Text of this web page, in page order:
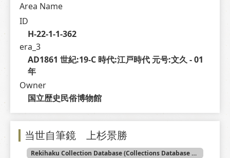
Area Name
ID
H-22-1-1-362
era_3
AD1861 世紀:19-C 時代:江戸時代 元号:文久 - 01
年
Owner
国立歴史民俗博物館
当世自筆鏡 上杉景勝
Rekihaku Collection Database (Collections Database of the National Museum of Japanese History)